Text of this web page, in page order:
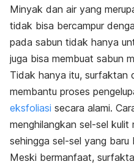
Minyak dan air yang
tidak bisa bercampur
pada sabun tidak hanya
juga bisa membuat sabun
Tidak hanya itu, surfaktan
membantu proses
eksfoliasi secara alami.
menghilangkan sel-sel kulit
sehingga sel-sel yang baru
Meski bermanfaat,